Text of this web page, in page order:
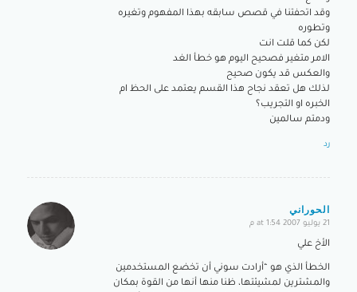
وقد اتحفتنا في قصص سابقه بهذا المفهوم وتغيره
وتطوره
لكن كما قلت انت
الامر متغير فصحيح اليوم هو خطأ الغد
والعكس قد يكون صحيح
لذلك هل تعقد نجاح هذا القسم يعتمد على الحظ ام
الخبره او التجريب؟
ودمتم سالمين
رد
الحوراني
says:
21 يوليو 2007 at 1:54 م
الأخ علي
الخطأ الذي هو “أرادت سوني أن تخضع المستخدمين
والمشترين لمشيئتها، ظنا منها أنها من القوة بمكان